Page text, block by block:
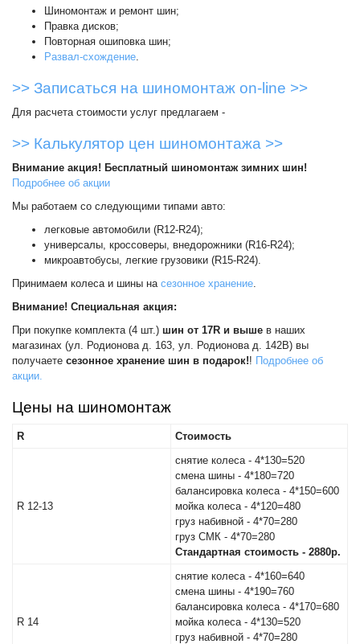
схема
проезда
сервисное обслуживание
Автохимия
Автоэлектроника
Запчасти
Масла
Спорт туризм
Аксессуары
Инструменты
Шиномонтаж и ремонт шин;
Правка дисков;
Повторная ошиповка шин;
Развал-схождение
>> Записаться на шиномонтаж on-line >>
Для расчета стоимости услуг предлагаем -
>> Калькулятор цен шиномонтажа >>
Внимание акция! Бесплатный шиномонтаж зимних шин!
Подробнее об акции
Мы работаем со следующими типами авто:
легковые автомобили (R12-R24);
универсалы, кроссоверы, внедорожники (R16-R24);
микроавтобусы, легкие грузовики (R15-R24).
Принимаем колеса и шины на сезонное хранение
Внимание! Специальная акция:
При покупке комплекта (4 шт.) шин от 17R и выше в наших
магазинах (ул. Родионова д. 163, ул. Родионова д. 142В) вы
получаете сезонное хранение шин в подарок!! Подробнее об
акции.
Цены на шиномонтаж
R Стоимость
R 12-13
снятие колеса - 4*130=520
смена шины - 4*180=720
балансировка колеса - 4*150=600
мойка колеса - 4*120=480
груз набивной - 4*70=280
груз СМК - 4*70=280
Стандартная стоимость - 2880р.
R 14
снятие колеса - 4*160=640
смена шины - 4*190=760
балансировка колеса - 4*170=680
мойка колеса - 4*130=520
груз набивной - 4*70=280